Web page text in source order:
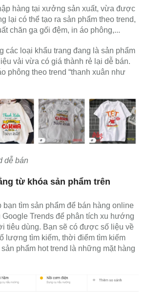
hàng tại xưởng sản xuất, vừa được
lại có thể tạo ra sản phẩm theo trend,
chăn ga gối đệm, in áo phông,...
các loại khẩu trang đang là sản phẩm
vải vừa có giá thành rẻ lại dễ bán.
phông theo trend “thanh xuân như
dễ bán
từ khóa sản phẩm trên
bạn tìm sản phẩm để bán hàng online
Trends để phân tích xu hướng
tiêu dùng. Bạn sẽ có được số liệu về
lượng tìm kiếm, thời điểm tìm kiếm
phẩm hot trend là những mặt hàng